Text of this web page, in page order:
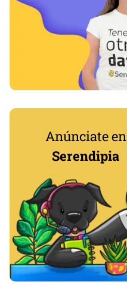
Anúnciate en
Serendipia